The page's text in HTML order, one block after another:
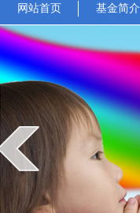
网站首页 基金简介